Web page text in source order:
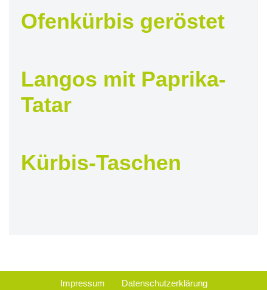
Ofenkürbis geröstet
Langos mit Paprika-
Tatar
Kürbis-Taschen
Impressum Datenschutzerklärung